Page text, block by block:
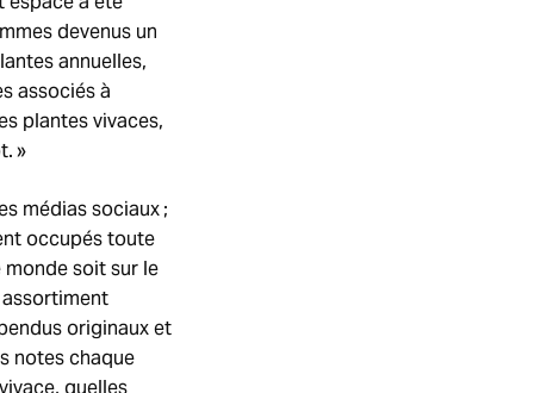
devenus un
annuelles,
associés à
plantes vivaces,
»
médias sociaux ;
occupés toute
monde soit sur le
assortiment
originaux et
notes chaque
quelles